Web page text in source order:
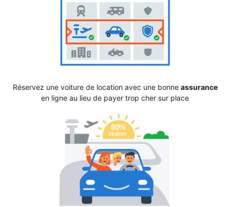
Réservez une voiture de location avec une bonne assurance
en ligne au lieu de payer trop cher sur place